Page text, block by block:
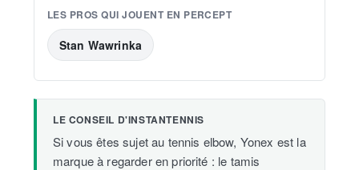
LES PROS QUI JOUENT EN PERCEPT
Stan Wawrinka
LE CONSEIL D'INSTANTENNIS
Si vous êtes sujet au tennis elbow, Yonex est la
marque à regarder en priorité : le tamis